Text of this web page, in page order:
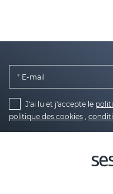
E-mail
J'ai lu et j'accepte le
politique des cookies ,